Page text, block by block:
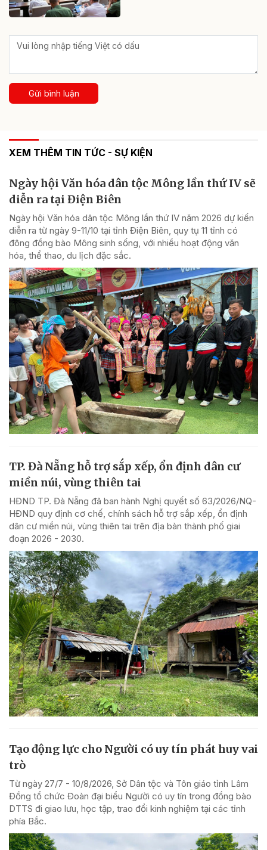
Gửi bình luận
XEM THÊM TIN TỨC - SỰ KIỆN
Ngày hội Văn hóa dân tộc Mông lần thứ IV sẽ
diễn ra tại Điện Biên
Ngày hội Văn hóa dân tộc Mông lần thứ IV năm 2026 dự kiến
diễn ra từ ngày 9-11/10 tại tỉnh Điện Biên, quy tụ 11 tỉnh có
đông đồng bào Mông sinh sống, với nhiều hoạt động văn
hóa, thể thao, du lịch đặc sắc.
TP. Đà Nẵng hỗ trợ sắp xếp, ổn định dân cư
miền núi, vùng thiên tai
HĐND TP. Đà Nẵng đã ban hành Nghị quyết số 63/2026/NQ-
HĐND quy định cơ chế, chính sách hỗ trợ sắp xếp, ổn định
dân cư miền núi, vùng thiên tai trên địa bàn thành phố giai
đoạn 2026 - 2030.
Tạo động lực cho Người có uy tín phát huy vai
trò
Từ ngày 27/7 - 10/8/2026, Sở Dân tộc và Tôn giáo tỉnh Lâm
Đồng tổ chức Đoàn đại biểu Người có uy tín trong đồng bào
DTTS đi giao lưu, học tập, trao đổi kinh nghiệm tại các tỉnh
phía Bắc.